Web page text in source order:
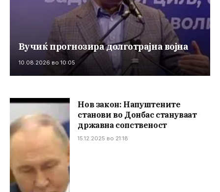
Вучиќ прогнозира долготрајна војна
10.08.2026 во 10:05
Нов закон: Напуштените
станови во Донбас стануваат
државна сопственост
15.12.2025 во 21:18